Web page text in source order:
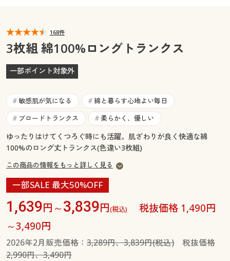
マイページ
閲覧履歴
お気に入り
サポート
ご利用ガイド
よくある質問とお問い合わせ
閲覧履歴
ご利用ガイド
よくある質問とお問い合わせ
168件
3枚組 綿100%ロングトランクス
一部ポイント対象外
# 敏感肌が気になる # 綿と暮らす心地よい毎日
# ブロードトランクス # 柔らかく、優しい
ゆったりはけてくつろぐ時にも活躍。肌ざわりが良く快適な綿
100%のロング丈トランクス(色違い3枚組)
この商品の情報をもっと詳しく見る
一部SALE 最大50%OFF
1,639円～3,839円(税込)
税抜価格 1,490円
～3,490円
2026年2月販売価格： 3,289円、3,839円(税込)税抜価格
2,990円、3,490円